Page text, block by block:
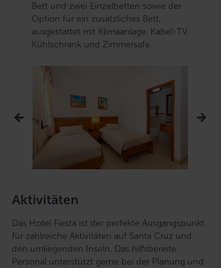
Bett und zwei Einzelbetten sowie der
Option für ein zusätzliches Bett,
ausgestattet mit Klimaanlage, Kabel-TV,
Kühlschrank und Zimmersafe.
Aktivitäten
Das Hotel Fiesta ist der perfekte Ausgangspunkt
für zahlreiche Aktivitäten auf Santa Cruz und
den umliegenden Inseln. Das hilfsbereite
Personal unterstützt gerne bei der Planung und